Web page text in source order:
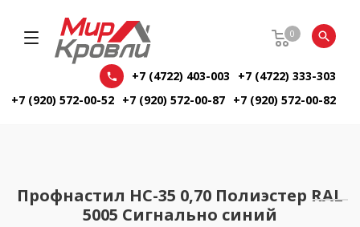
0
+7 (4722) 403-003
+7 (4722) 333-303
+7 (920) 572-00-52 +7 (920) 572-00-87 +7 (920) 572-00-82
Профнастил НС-35 0,70 Полиэстер RAL
5005 Сигнально синий